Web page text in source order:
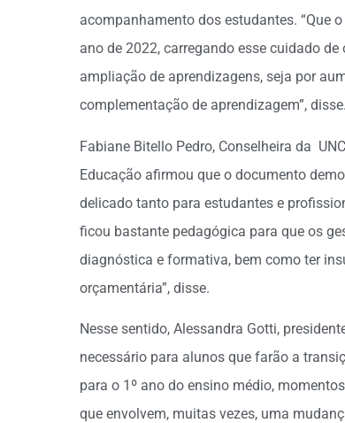
acompanhamento dos estudantes. “Que
ano de 2022, carregando esse cuidado
ampliação de aprendizagens, seja por
complementação de aprendizagem”, disse.
Fabiane Bitello Pedro, Conselheira da
Educação afirmou que o documento
delicado tanto para estudantes e
ficou bastante pedagógica para que os
diagnóstica e formativa, bem como ter
orçamentária”, disse.
Nesse sentido, Alessandra Gotti,
necessário para alunos que farão a
para o 1º ano do ensino médio,
que envolvem, muitas vezes, uma